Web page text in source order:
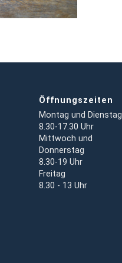
Öffnungszeiten
Montag und Dienstag
8.30-17.30 Uhr
Mittwoch und
Donnerstag
8.30-19 Uhr
Freitag
8.30 - 13 Uhr